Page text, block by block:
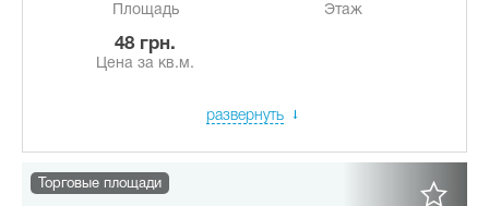
Площадь Этаж
48 грн.
Цена за кв.м.
развернуть
Торговые площади